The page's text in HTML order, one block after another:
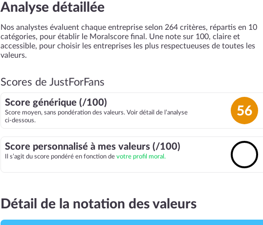
Analyse détaillée
Nos analystes évaluent chaque entreprise selon 264 critères, répartis en 10
catégories, pour établir le Moralscore final. Une note sur 100, claire et
accessible, pour choisir les entreprises les plus respectueuses de toutes les
valeurs.
Scores de JustForFans
Score générique (/100)
Score moyen, sans pondération des valeurs. Voir détail de l’analyse
ci-dessous.
56
Score personnalisé à mes valeurs (/100)
Il s’agit du score pondéré en fonction de votre profil moral.
Détail de la notation des valeurs